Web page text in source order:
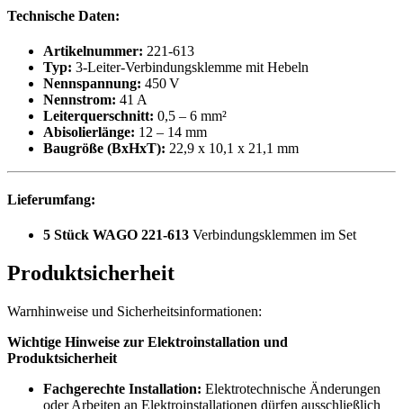
Technische Daten:
Artikelnummer: 221-613
Typ: 3-Leiter-Verbindungsklemme mit Hebeln
Nennspannung: 450 V
Nennstrom: 41 A
Leiterquerschnitt: 0,5 – 6 mm²
Abisolierlänge: 12 – 14 mm
Baugröße (BxHxT): 22,9 x 10,1 x 21,1 mm
Lieferumfang:
5 Stück WAGO 221-613 Verbindungsklemmen im Set
Produktsicherheit
Warnhinweise und Sicherheitsinformationen:
Wichtige Hinweise zur Elektroinstallation und
Produktsicherheit
Fachgerechte Installation: Elektrotechnische Änderungen
oder Arbeiten an Elektroinstallationen dürfen ausschließlich